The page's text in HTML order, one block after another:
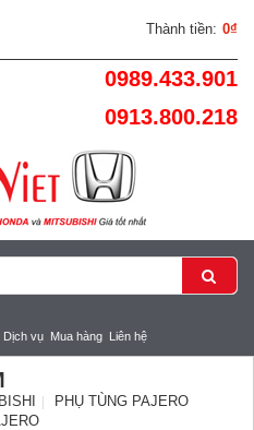
Thành tiền: 0₫
0989.433.901
0913.800.218
Dịch vụ Mua hàng Liên hệ
PHỤ TÙNG PAJERO